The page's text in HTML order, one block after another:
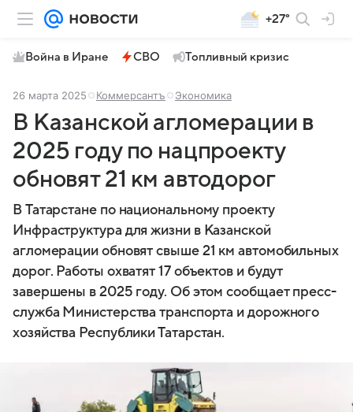
+27°
Война в Иране СВО Топливный кризис
26 марта 2025 Коммерсантъ Экономика
В Казанской агломерации в
2025 году по нацпроекту
обновят 21 км автодорог
В Татарстане по национальному проекту
Инфраструктура для жизни в Казанской
агломерации обновят свыше 21 км автомобильных
дорог. Работы охватят 17 объектов и будут
завершены в 2025 году. Об этом сообщает пресс-
служба Министерства транспорта и дорожного
хозяйства Республики Татарстан.